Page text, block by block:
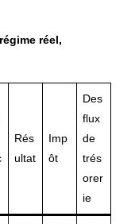
réel,
Rés
ultat
Imp
ôt
Des
flux
de
trés
orer
ie